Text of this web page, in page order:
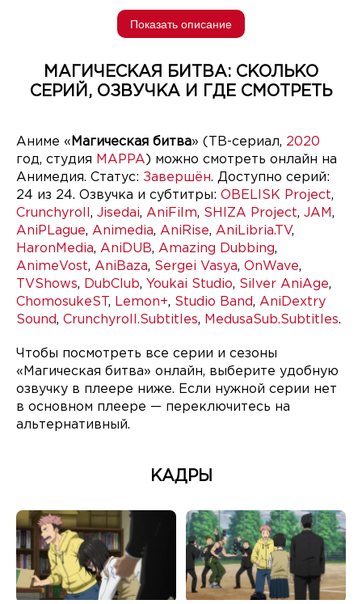
Показать описание
МАГИЧЕСКАЯ БИТВА: СКОЛЬКО
СЕРИЙ, ОЗВУЧКА И ГДЕ СМОТРЕТЬ
Аниме « Магическая битва» (ТВ-сериал, 2020
год, студия MAPPA ) можно смотреть онлайн на
Анимедия. Статус: Завершён. Доступно серий:
24 из 24. Озвучка и субтитры: OBELISK Project,
Crunchyroll , Jisedai, AniFilm, SHIZA Project, JAM ,
AniPLague, Animedia, AniRise, AniLibria.TV,
HaronMedia, AniDUB, Amazing Dubbing,
AnimeVost, AniBaza, Sergei Vasya, OnWave,
TVShows, DubClub, Youkai Studio, Silver AniAge,
ChomosukeST , Lemon+, Studio Band, AniDextry
Sound, Crunchyroll.Subtitles, MedusaSub.Subtitles.
Чтобы посмотреть все серии и сезоны
«Магическая битва» онлайн, выберите удобную
озвучку в плеере ниже. Если нужной серии нет
в основном плеере — переключитесь на
альтернативный.
КАДРЫ